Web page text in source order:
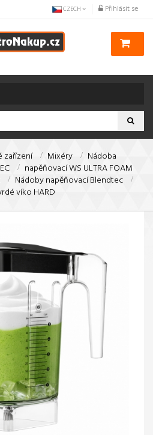
Přihlásit se
CZECH
zařízení
Mixéry
Nádoby napěňovací Blendtec
Nádoba
napěňovací WS ULTRA FOAM
víko HARD